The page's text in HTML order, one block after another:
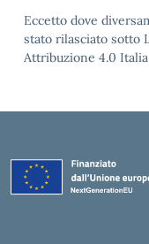
Eccetto dove
stato rilasciato sotto
Attribuzione 4.0